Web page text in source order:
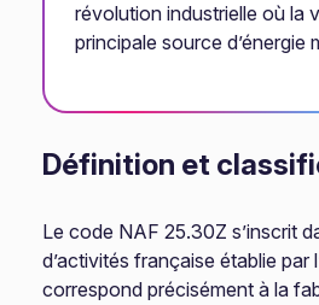
révolution industrielle où la
principale source d’énergie
Définition et
Le code NAF 25.30Z s’inscrit
d’activités française établie par
correspond précisément à la